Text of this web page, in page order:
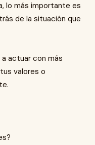
lo más importante es
de la situación que
actuar con más
valores o